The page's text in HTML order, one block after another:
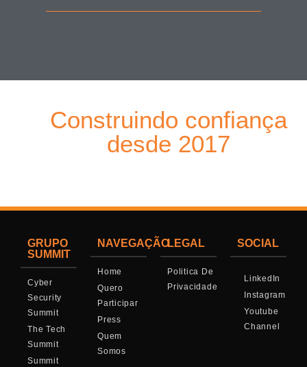
Construindo confiança
desde 2017
GRUPO
SUMMIT
Cyber
Security
Summit
The Tech
Summit
Summit
NAVEGAÇÃO
Home
Quero
Participar
Press
Quem
Somos
LEGAL
Politica De
Privacidade
SOCIAL
LinkedIn
Instagram
Youtube
Channel